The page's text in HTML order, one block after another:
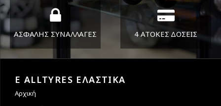
ΑΣΦΑΛΗΣ ΣΥΝΑΛΛΑΓΕΣ 4 ΑΤΟΚΕΣ ΔΟΣΕΙΣ
E ALLTYRES ΕΛΑΣΤΙΚΑ
Αρχική